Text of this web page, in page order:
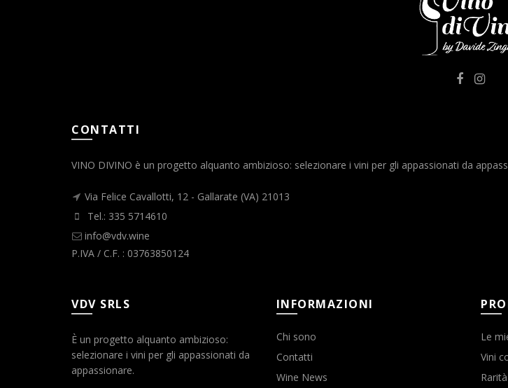
CONTATTI
VINO DIVINO è un progetto alquanto ambizioso: selezionare i vini per gli appassionati da
Via Felice Cavallotti, 12 - Gallarate (VA) 21013
Tel.: 335 5714610
info@vdv.wine
P.IVA / C.F. : 03763850124
VDV SRLS
È un progetto alquanto ambizioso:
selezionare i vini per gli appassionati da
appassionare.
INFORMAZIONI
Chi sono
Contatti
Wine News
Le
Vini
Rarità